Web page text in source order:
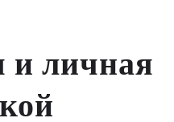
и личная